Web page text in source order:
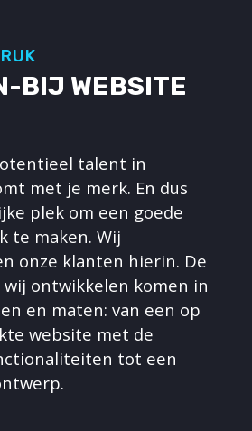
BIJ WEBSITE
talent in
met je merk. En dus
plek om een goede
te maken. Wij
onze klanten hierin. De
ontwikkelen komen in
en maten: van een op
website met de
tot een